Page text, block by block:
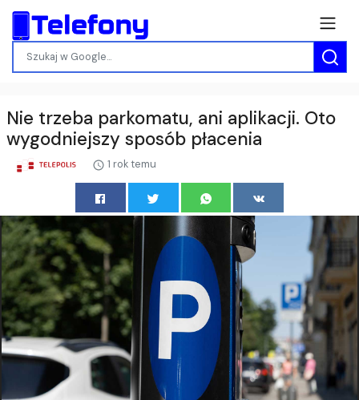
Nie trzeba parkomatu, ani aplikacji. Oto
wygodniejszy sposób płacenia
1 rok temu